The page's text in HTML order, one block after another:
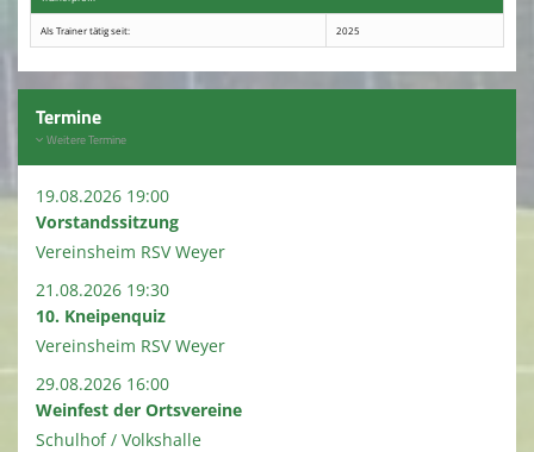
Terminkalender
Kindeswohl / Jugendschutz
Als Trainer tätig seit: 2025
Termine
Weitere Termine
19.08.2026 19:00
Vorstandssitzung
Vereinsheim RSV Weyer
21.08.2026 19:30
10. Kneipenquiz
Vereinsheim RSV Weyer
29.08.2026 16:00
Weinfest der Ortsvereine
Schulhof / Volkshalle